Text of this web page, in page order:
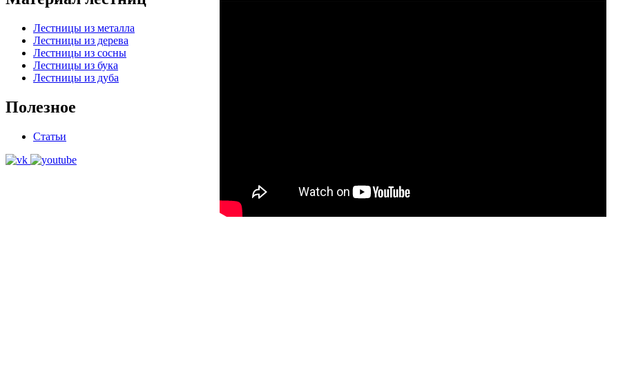
Лестницы из металла
Лестницы из дерева
Лестницы из сосны
Лестницы из бука
Лестницы из дуба
Полезное
Статьи